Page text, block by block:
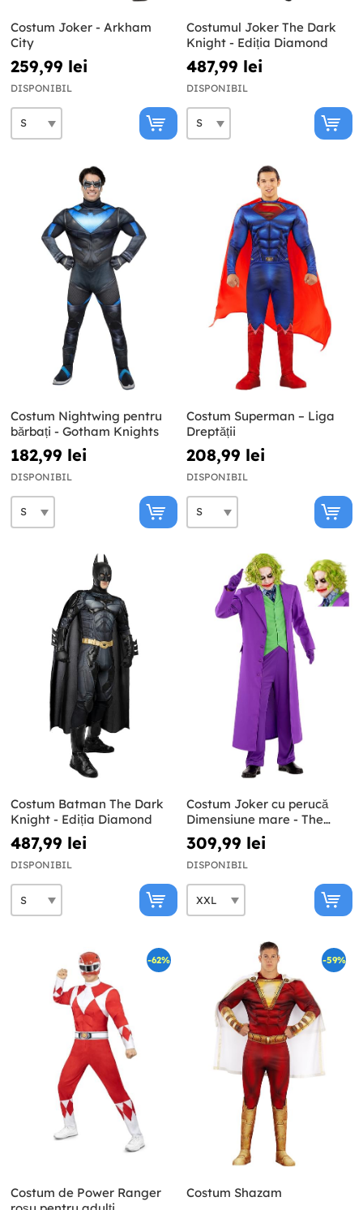
Costum Joker - Arkham
City
259,99 lei
DISPONIBIL
Costumul Joker The Dark
Knight - Ediția Diamond
487,99 lei
DISPONIBIL
Costum Nightwing pentru
bărbați - Gotham Knights
182,99 lei
DISPONIBIL
Costum Superman – Liga
Dreptății
208,99 lei
DISPONIBIL
Costum Batman The Dark
Knight - Ediția Diamond
487,99 lei
DISPONIBIL
Costum Joker cu perucă
Dimensiune mare - The
Dark Knight
309,99 lei
DISPONIBIL
-62%
Costum de Power Ranger
-59%
Costum Shazam